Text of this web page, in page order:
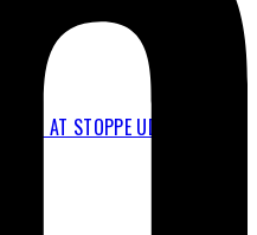
FOR AT STOPPE UDVIDELSEN